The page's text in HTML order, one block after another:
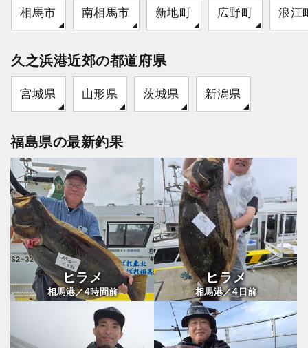
相馬市 南相馬市 新地町 広野町 浪江
久之浜港近郊の都道府県
宮城県 山形県 茨城県 新潟県
福島県の最新釣果
ヒラメ
相馬港／4時間前
ヒラメ
相馬港／4日前